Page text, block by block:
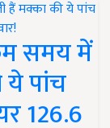
समय में
ये पांच
126.6